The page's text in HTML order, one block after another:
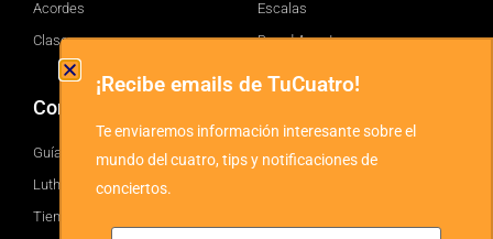
Acordes
Clases
Escalas
Brand Assets
Comprar
Guía
Luthiers
Tienda
Facebook
¡Recibe emails de TuCuatro!
Te enviaremos información interesante sobre el
mundo del cuatro, tips y notificaciones de
conciertos.